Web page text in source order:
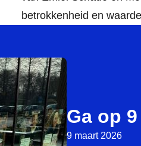
betrokkenheid en
Ga op
9 maart 2026